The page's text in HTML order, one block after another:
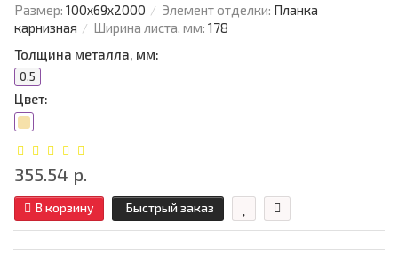
Размер: 100х69х2000 Элемент отделки: Планка
карнизная
Ширина листа, мм: 178
Толщина металла, мм:
0.5
Цвет:
355.54 р.
В корзину Быстрый заказ